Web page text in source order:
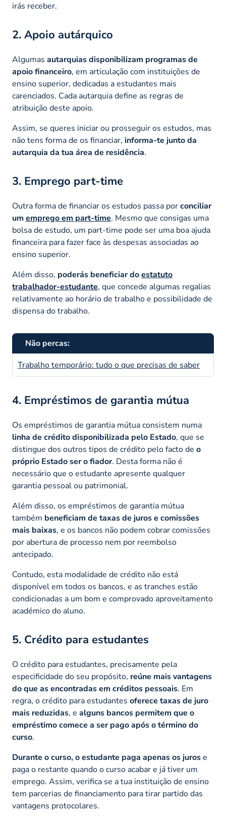
irás receber.
2. Apoio autárquico
Algumas autarquias disponibilizam programas de
apoio financeiro, em articulação com instituições de
ensino superior, dedicadas a estudantes mais
carenciados. Cada autarquia define as regras de
atribuição deste apoio.
Assim, se queres iniciar ou prosseguir os estudos, mas
não tens forma de os financiar, informa-te junto da
autarquia da tua área de residência.
3. Emprego part-time
Outra forma de financiar os estudos passa porconciliar
um emprego em part-time. Mesmo que consigas uma
bolsa de estudo, um part-time pode ser uma boa ajuda
financeira para fazer face às despesas associadas ao
ensino superior.
Além disso, poderás beneficiar doestatuto
trabalhador-estudante, que concede algumas regalias
relativamente ao horário de trabalho e possibilidade de
dispensa do trabalho.
Não percas:
Trabalho temporário: tudo o que precisas de saber
4. Empréstimos de garantia mútua
Os empréstimos de garantia mútua consistem numa
linha de crédito disponibilizada pelo Estado, que se
distingue dos outros tipos de crédito pelo facto de o
próprio Estado ser o fiador. Desta forma não é
necessário que o estudante apresente qualquer
garantia pessoal ou patrimonial.
Além disso, os empréstimos de garantia mútua
também beneficiam de taxas de juros e comissões
mais baixas, e os bancos não podem cobrar comissões
por abertura de processo nem por reembolso
antecipado.
Contudo, esta modalidade de crédito não está
disponível em todos os bancos, e as tranches estão
condicionadas a um bom e comprovado aproveitamento
académico do aluno.
5. Crédito para estudantes
O crédito para estudantes, precisamente pela
especificidade do seu propósito, reúne mais vantagens
do que as encontradas em créditos pessoais. Em
regra, o crédito para estudantes oferece taxas de juro
mais reduzidas, e alguns bancos permitem que o
empréstimo comece a ser pago após o término do
curso.
Durante o curso, o estudante paga apenas os jurose
paga o restante quando o curso acabar e já tiver um
emprego. Assim, verifica se a tua instituição de ensino
tem parcerias de financiamento para tirar partido das
vantagens protocolares.